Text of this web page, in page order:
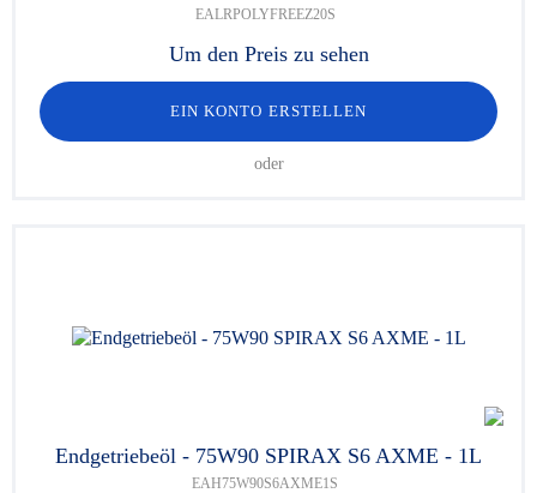
EALRPOLYFREEZ20S
Um den Preis zu sehen
EIN KONTO ERSTELLEN
oder
Endgetriebeöl - 75W90 SPIRAX S6 AXME - 1L
EAH75W90S6AXME1S